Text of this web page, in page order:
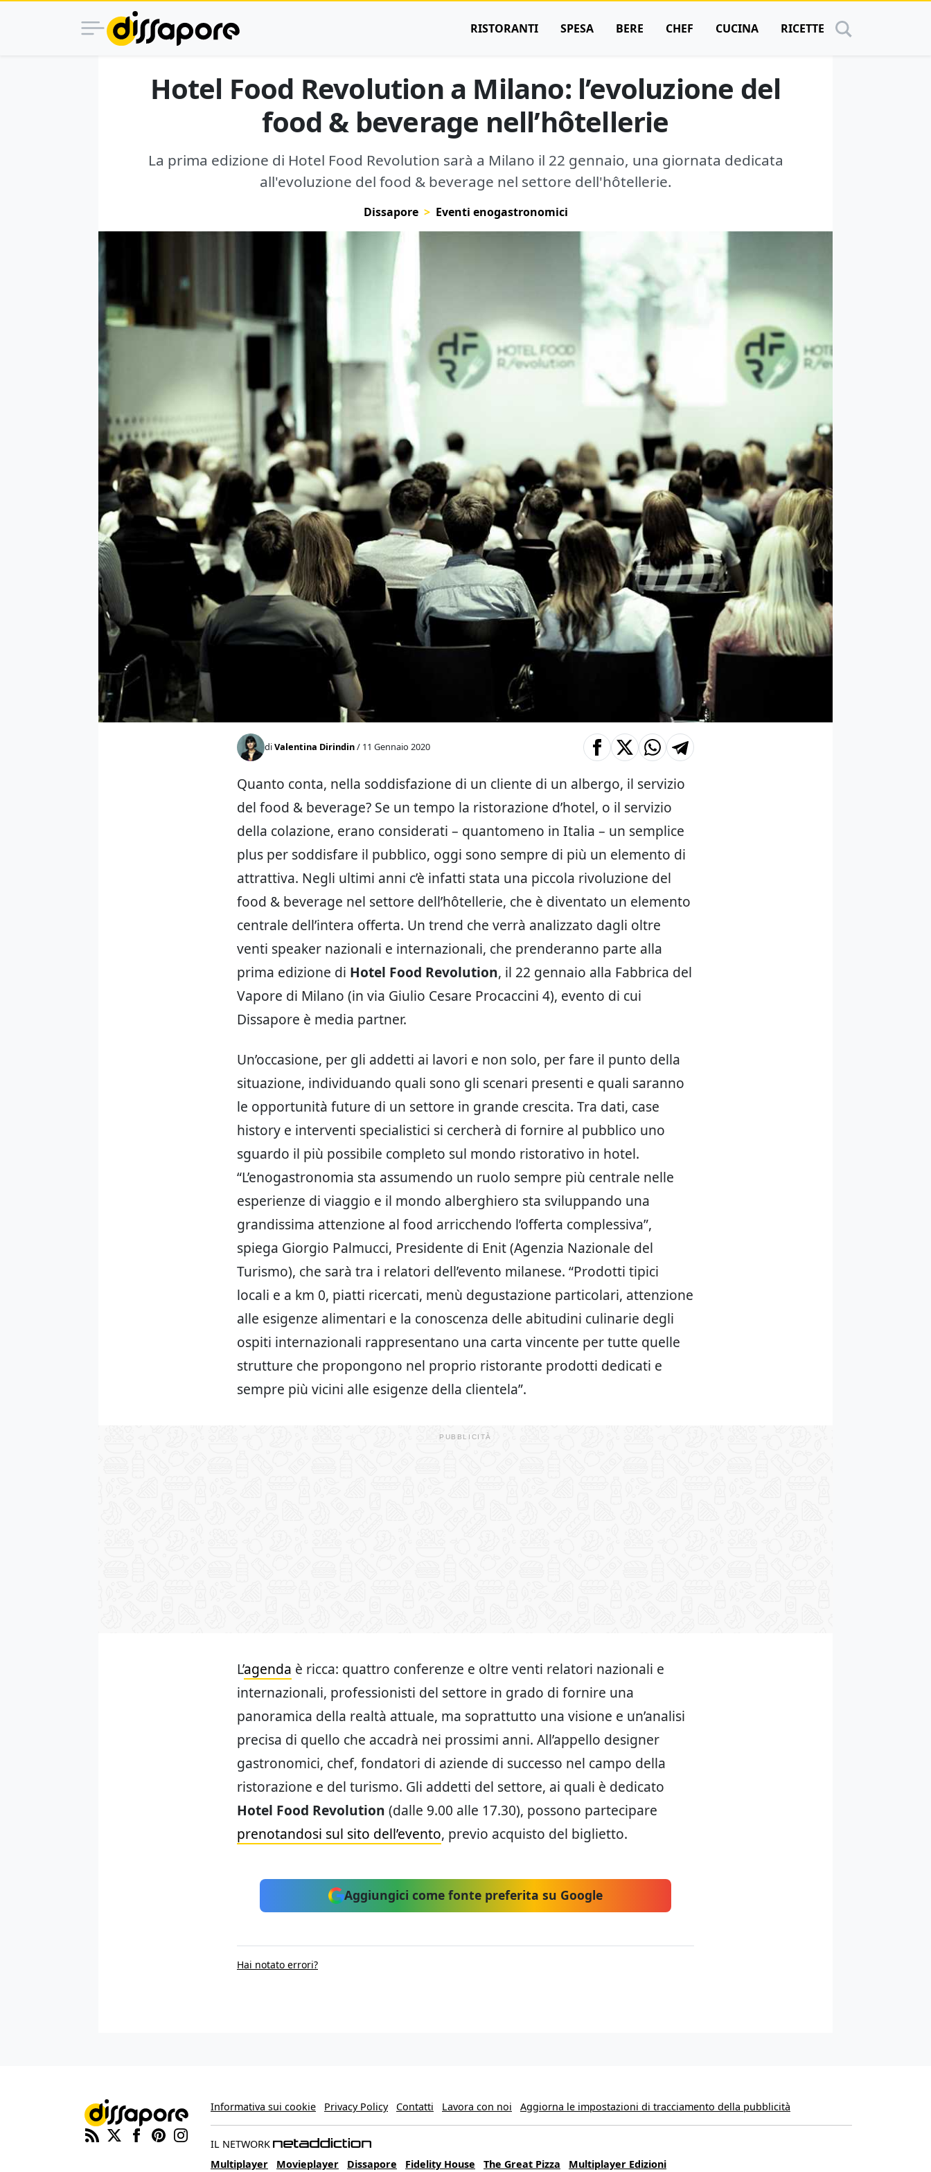
RISTORANTI SPESA BERE CHEF CUCINA RICETTE
Hotel Food Revolution a Milano: l’evoluzione del
food & beverage nell’hôtellerie
La prima edizione di Hotel Food Revolution sarà a Milano il 22 gennaio, una giornata dedicata
all'evoluzione del food & beverage nel settore dell'hôtellerie.
Dissapore Eventi enogastronomici
diValentina Dirindin/ 11 Gennaio 2020
Quanto conta, nella soddisfazione di un cliente di un albergo, il servizio
del food & beverage? Se un tempo la ristorazione d’hotel, o il servizio
della colazione, erano considerati – quantomeno in Italia – un semplice
plus per soddisfare il pubblico, oggi sono sempre di più un elemento di
attrattiva. Negli ultimi anni c’è infatti stata una piccola rivoluzione del
food & beverage nel settore dell’hôtellerie, che è diventato un elemento
centrale dell’intera offerta. Un trend che verrà analizzato dagli oltre
venti speaker nazionali e internazionali, che prenderanno parte alla
prima edizione di Hotel Food Revolution, il 22 gennaio alla Fabbrica del
Vapore di Milano (in via Giulio Cesare Procaccini 4), evento di cui
Dissapore è media partner.
Un’occasione, per gli addetti ai lavori e non solo, per fare il punto della
situazione, individuando quali sono gli scenari presenti e quali saranno
le opportunità future di un settore in grande crescita. Tra dati, case
history e interventi specialistici si cercherà di fornire al pubblico uno
sguardo il più possibile completo sul mondo ristorativo in hotel.
“L’enogastronomia sta assumendo un ruolo sempre più centrale nelle
esperienze di viaggio e il mondo alberghiero sta sviluppando una
grandissima attenzione al food arricchendo l’offerta complessiva”,
spiega Giorgio Palmucci, Presidente di Enit (Agenzia Nazionale del
Turismo), che sarà tra i relatori dell’evento milanese. “Prodotti tipici
locali e a km 0, piatti ricercati, menù degustazione particolari, attenzione
alle esigenze alimentari e la conoscenza delle abitudini culinarie degli
ospiti internazionali rappresentano una carta vincente per tutte quelle
strutture che propongono nel proprio ristorante prodotti dedicati e
sempre più vicini alle esigenze della clientela”.
L’agenda è ricca: quattro conferenze e oltre venti relatori nazionali e
internazionali, professionisti del settore in grado di fornire una
panoramica della realtà attuale, ma soprattutto una visione e un’analisi
precisa di quello che accadrà nei prossimi anni. All’appello designer
gastronomici, chef, fondatori di aziende di successo nel campo della
ristorazione e del turismo. Gli addetti del settore, ai quali è dedicato
Hotel Food Revolution (dalle 9.00 alle 17.30), possono partecipare
prenotandosi sul sito dell’evento, previo acquisto del biglietto.
Aggiungici come fonte preferita su Google
Hai notato errori?
Informativa sui cookie Privacy Policy Contatti Lavora con noi Aggiorna le impostazioni di tracciamento della pubblicità
IL NETWORK
Multiplayer
Movieplayer Dissapore Fidelity House The Great Pizza Multiplayer Edizioni